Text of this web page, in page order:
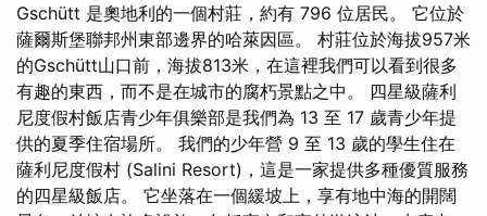
Gschütt 是奧地利的一個村莊，約有 796 位居民。 它位於
薩爾斯堡聯邦州東部邊界的哈萊因區。 村莊位於海拔957米
的Gschütt山口前，海拔813米，在這裡我們可以看到很多
有趣的東西，而不是在城市的腐朽景點之中。 四星級薩利
尼度假村飯店青少年俱樂部是我們為 13 至 17 歲青少年提
供的夏季住宿場所。 我們的少年營 9 至 13 歲的學生住在
薩利尼度假村 (Salini Resort)，這是一家提供多種優質服務
的四星級飯店。 它坐落在一個緩坡上，享有地中海的開闊